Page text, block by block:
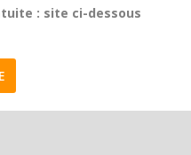
: site ci-dessous